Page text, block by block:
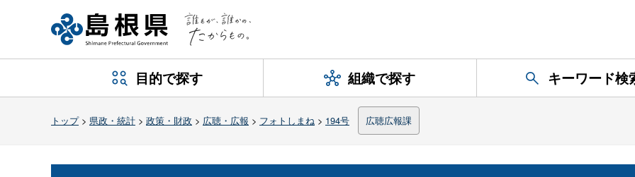
目的で探す 組織で探す キーワード検
トップ> 県政・統計 > 政策・財政 > 広聴・広報 > フォトしまね > 194号 広聴広報課